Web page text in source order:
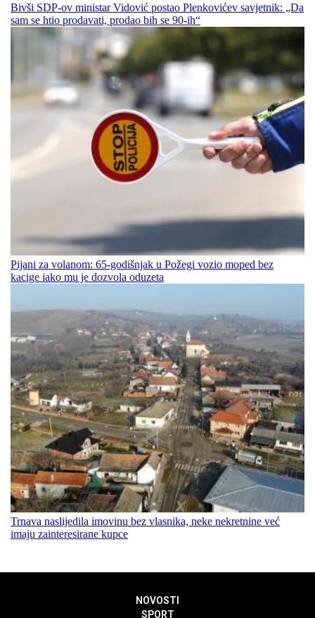
Bivši SDP-ov ministar Vidović postao Plenkovićev savjetnik: „Da
sam se htio prodavati, prodao bih se 90-ih“
Pijani za volanom: 65-godišnjak u Požegi vozio moped bez
kacige iako mu je dozvola oduzeta
Trnava naslijedila imovinu bez vlasnika, neke nekretnine već
imaju zainteresirane kupce
NOVOSTI
SPORT